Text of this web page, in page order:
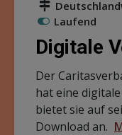
Laufend
Digitale
Der
hat eine
bietet sie auf
Download an.